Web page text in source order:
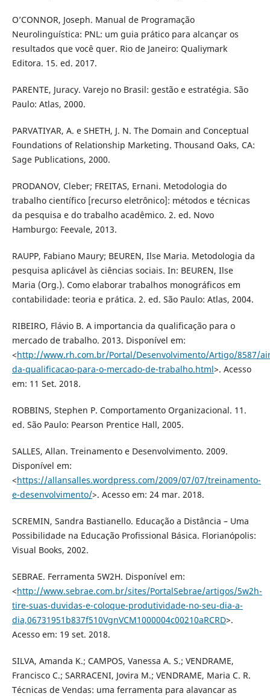
O’CONNOR, Joseph. Manual de Programação
Neurolinguística: PNL: um guia prático para alcançar os
resultados que você quer. Rio de Janeiro: Qualiymark
Editora. 15. ed. 2017.
PARENTE, Juracy. Varejo no Brasil: gestão e estratégia. São
Paulo: Atlas, 2000.
PARVATIYAR, A. e SHETH, J. N. The Domain and Conceptual
Foundations of Relationship Marketing. Thousand Oaks, CA:
Sage Publications, 2000.
PRODANOV, Cleber; FREITAS, Ernani. Metodologia do
trabalho científico [recurso eletrônico]: métodos e técnicas
da pesquisa e do trabalho acadêmico. 2. ed. Novo
Hamburgo: Feevale, 2013.
RAUPP, Fabiano Maury; BEUREN, Ilse Maria. Metodologia da
pesquisa aplicável às ciências sociais. In: BEUREN, Ilse
Maria (Org.). Como elaborar trabalhos monográficos em
contabilidade: teoria e prática. 2. ed. São Paulo: Atlas, 2004.
RIBEIRO, Flávio B. A importancia da qualificação para o
mercado de trabalho. 2013. Disponível em:
<http://www.rh.com.br/Portal/Desenvolvimento/Artigo/8587/
da-qualificacao-para-o-mercado-de-trabalho.html>. Acesso
em: 11 Set. 2018.
ROBBINS, Stephen P. Comportamento Organizacional. 11.
ed. São Paulo: Pearson Prentice Hall, 2005.
SALLES, Allan. Treinamento e Desenvolvimento. 2009.
Disponível em:
<https://allansalles.wordpress.com/2009/07/07/treinamento-
e-desenvolvimento/>. Acesso em: 24 mar. 2018.
SCREMIN, Sandra Bastianello. Educação a Distância – Uma
Possibilidade na Educação Profissional Básica. Florianópolis:
Visual Books, 2002.
SEBRAE. Ferramenta 5W2H. Disponível em:
<http://www.sebrae.com.br/sites/PortalSebrae/artigos/5w2h-
tire-suas-duvidas-e-coloque-produtividade-no-seu-dia-a-
dia,06731951b837f510VgnVCM1000004c00210aRCRD>.
Acesso em: 19 set. 2018.
SILVA, Amanda K.; CAMPOS, Vanessa A. S.; VENDRAME,
Francisco C.; SARRACENI, Jovira M.; VENDRAME, Maria C. R.
Técnicas de Vendas: uma ferramenta para alavancar as